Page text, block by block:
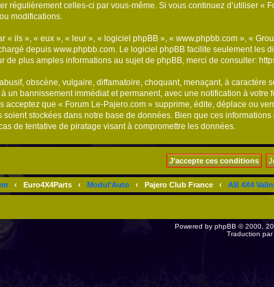
régulièrement celles-ci par vous-même. Si vous continuez d’utiliser
modifications.
« ils », « eux », « leur », « logiciel phpBB », « www.phpbb.com », «
depuis www.phpbb.com. Le logiciel phpBB facilite seulement les
de plus amples informations au sujet de phpBB, merci de consulter:
obscène, vulgaire, diffamatoire, choquant, menaçant, à
un bannissement immédiat et permanent, avec une notification à
acceptez que « Forum Le-Pajero.com » supprime, édite, déplace ou
stockées dans notre base de données. Bien que ces
de tentative de piratage visant à compromettre les données.
‹ Euro4X4Parts ‹ Modul'Auto ‹ Pajero Club France ‹ AB 4X4
Powered by phpBB © 2000,
Traduction par